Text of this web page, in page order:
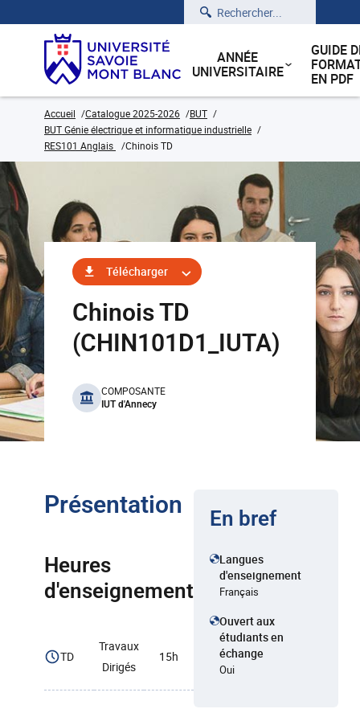
Rechercher
ANNÉE
UNIVERSITAIRE
GUIDE
EN PDF
Accueil Catalogue 2025-2026
BUT
BUT Génie électrique et informatique industrielle
RES101 Anglais
Chinois TD
Télécharger
Chinois TD
(CHIN101D1_IUTA)
benefits
COMPOSANTE
IUT d'Annecy
Présentation
Heures
d'enseignement
TD
Travaux
Dirigés
15h
En bref
Langues
d'enseignement
Français
Ouvert aux
étudiants en
échange
Oui